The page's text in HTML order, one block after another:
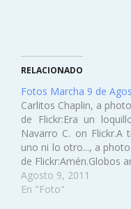
RELACIONADO
Fotos Marcha 9 de
Carlitos Chaplin, a
de Flickr:Era un
Navarro C. on Flickr.A
uno ni lo otro..., a
de Flickr:Amén.Globos
Agosto 9, 2011
En "Foto"